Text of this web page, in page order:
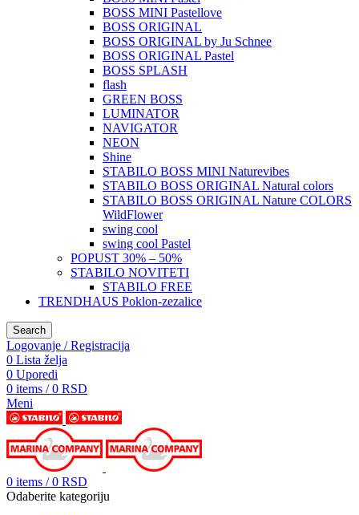
BOSS MINI Pastellove
BOSS ORIGINAL
BOSS ORIGINAL by Ju Schnee
BOSS ORIGINAL Pastel
BOSS SPLASH
flash
GREEN BOSS
LUMINATOR
NAVIGATOR
NEON
Shine
STABILO BOSS MINI Naturevibes
STABILO BOSS ORIGINAL Natural colors
STABILO BOSS ORIGINAL Nature COLORS
WildFlower
swing cool
swing cool Pastel
POPUST 30% – 50%
STABILO NOVITETI
STABILO FREE
TRENDHAUS Poklon-zezalice
Search
Logovanje / Registracija
0 Lista želja
0 Uporedi
0 items / 0 RSD
Meni
0 items / 0 RSD
Odaberite kategoriju